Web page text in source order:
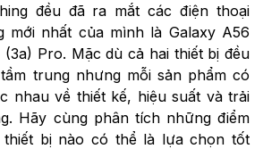
đều đã ra mắt các điện thoại
mới nhất của mình là Galaxy A56
Pro. Mặc dù cả hai thiết bị đều
trung nhưng mỗi sản phẩm có
nhau về thiết kế, hiệu suất và trải
Hãy cùng phân tích những điểm
thiết bị nào có thể là lựa chọn tốt